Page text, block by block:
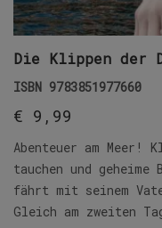
Die Klippen der
ISBN 9783851977660
€ 9,99
Abenteuer am Meer!
tauchen und
fährt mit seinem
Gleich am zweiten